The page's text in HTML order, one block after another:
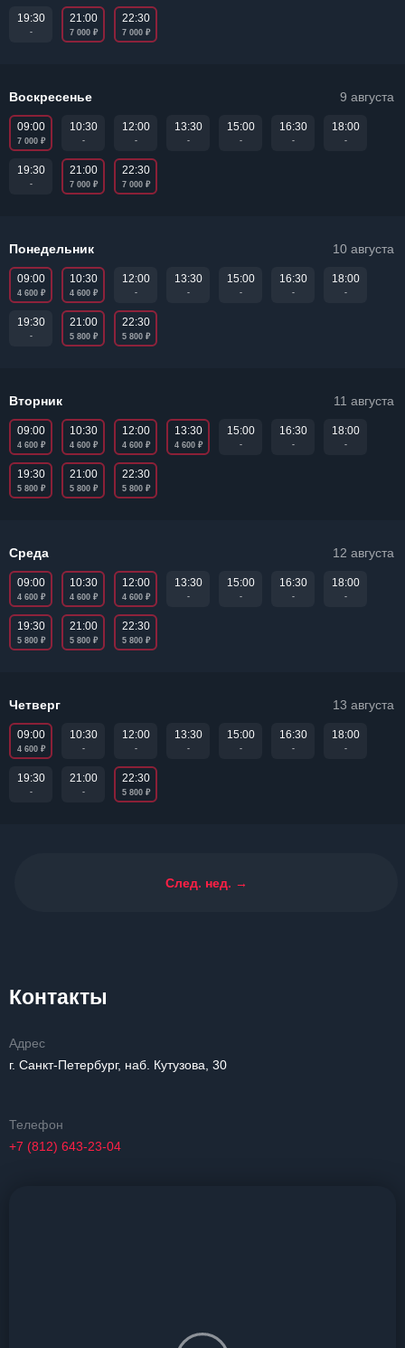
19:30
-
21:00
7 000 ₽
22:30
7 000 ₽
Воскресенье 9 августа
09:00
7 000 ₽
10:30
-
12:00
-
13:30
-
15:00
-
16:30
-
18:00
-
19:30
-
21:00
7 000 ₽
22:30
7 000 ₽
Понедельник 10 августа
09:00
4 600 ₽
10:30
4 600 ₽
12:00
-
13:30
-
15:00
-
16:30
-
18:00
-
19:30
-
21:00
5 800 ₽
22:30
5 800 ₽
Вторник 11 августа
09:00
4 600 ₽
10:30
4 600 ₽
12:00
4 600 ₽
13:30
4 600 ₽
15:00
-
16:30
-
18:00
-
19:30
5 800 ₽
21:00
5 800 ₽
22:30
5 800 ₽
Среда 12 августа
09:00
4 600 ₽
10:30
4 600 ₽
12:00
4 600 ₽
13:30
-
15:00
-
16:30
-
18:00
-
19:30
5 800 ₽
21:00
5 800 ₽
22:30
5 800 ₽
Четверг 13 августа
09:00
4 600 ₽
10:30
-
12:00
-
13:30
-
15:00
-
16:30
-
18:00
-
19:30
-
21:00
-
22:30
5 800 ₽
След. нед. →
Контакты
Адрес
г. Санкт-Петербург, наб. Кутузова, 30
Телефон
+7 (812) 643-23-04